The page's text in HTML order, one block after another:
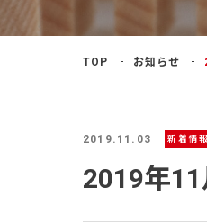
TOP お知らせ
2019.11.03 新着情報
2019年